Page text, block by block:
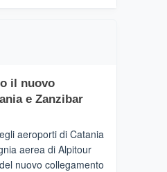
il nuovo
e Zanzibar
aeroporti di Catania
aerea di Alpitour
nuovo collegamento